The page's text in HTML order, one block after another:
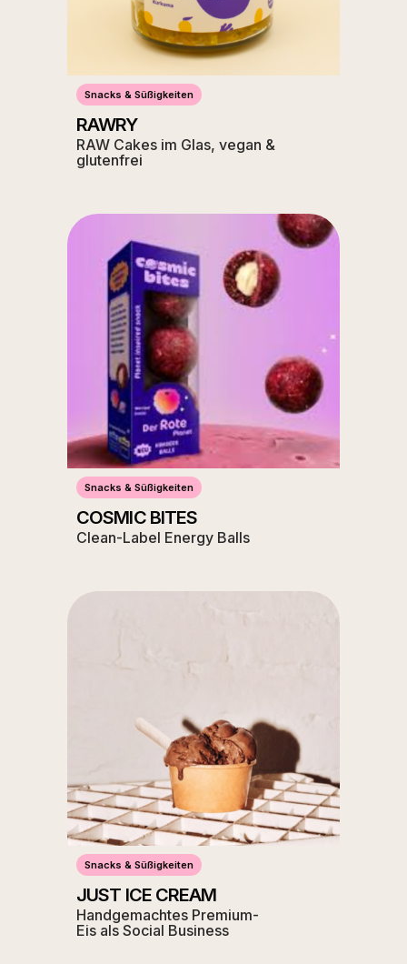
Snacks & Süßigkeiten
RAWRY
RAW Cakes im Glas, vegan &
glutenfrei
Snacks & Süßigkeiten
COSMIC BITES
Clean-Label Energy Balls
Snacks & Süßigkeiten
JUST ICE CREAM
Handgemachtes Premium-
Eis als Social Business